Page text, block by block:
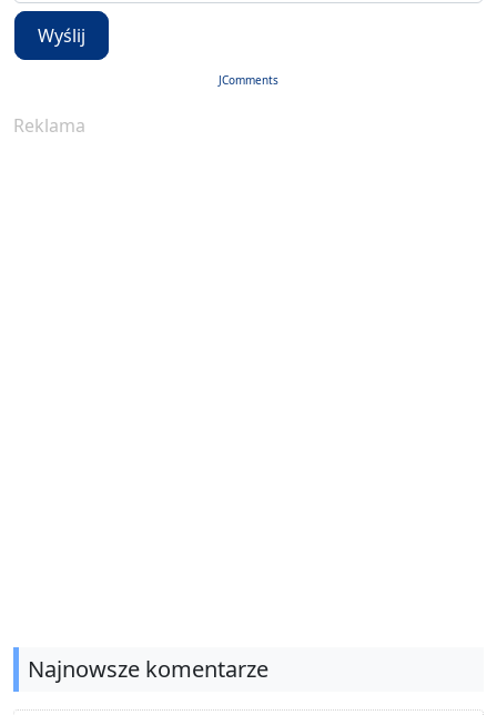
Wyślij
JComments
Reklama
Najnowsze komentarze